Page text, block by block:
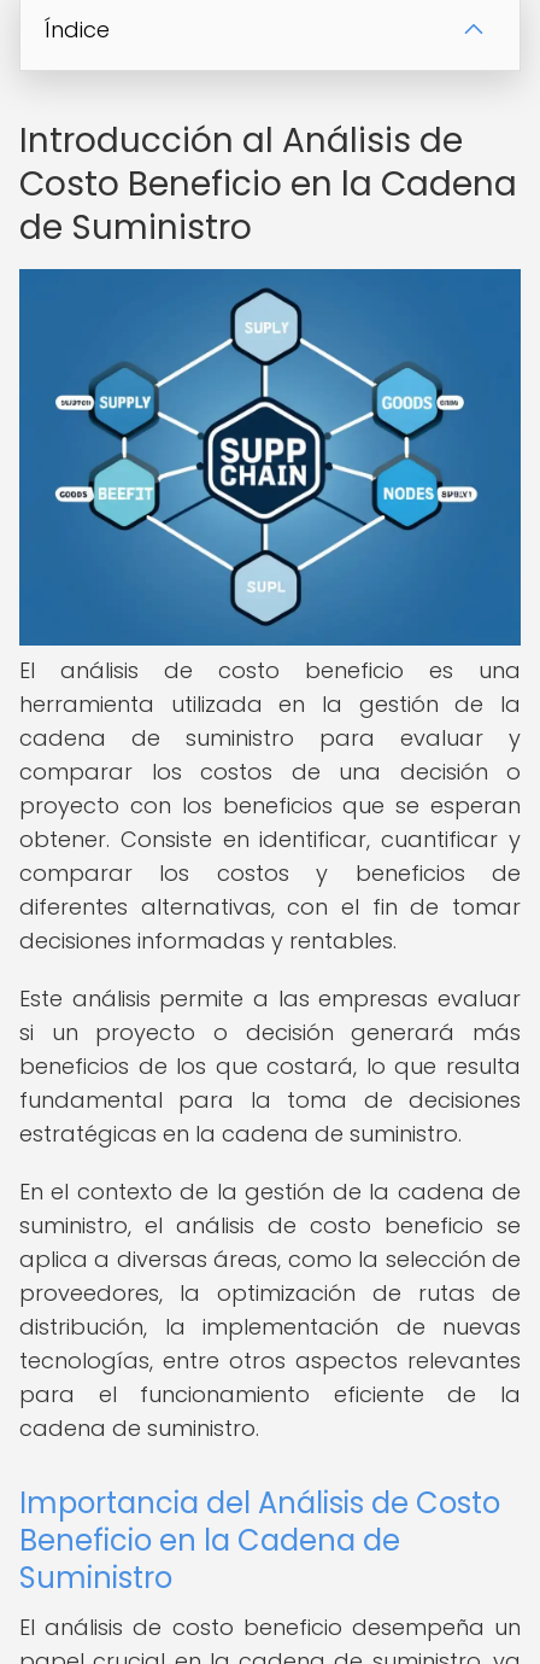
Índice
Introducción al Análisis de
Costo Beneficio en la Cadena
de Suministro
El análisis de costo beneficio es una
herramienta utilizada en la gestión de la
cadena de suministro para evaluar y
comparar los costos de una decisión o
proyecto con los beneficios que se esperan
obtener. Consiste en identificar, cuantificar y
comparar los costos y beneficios de
diferentes alternativas, con el fin de tomar
decisiones informadas y rentables.
Este análisis permite a las empresas evaluar
si un proyecto o decisión generará más
beneficios de los que costará, lo que resulta
fundamental para la toma de decisiones
estratégicas en la cadena de suministro.
En el contexto de la gestión de la cadena de
suministro, el análisis de costo beneficio se
aplica a diversas áreas, como la selección de
proveedores, la optimización de rutas de
distribución, la implementación de nuevas
tecnologías, entre otros aspectos relevantes
para el funcionamiento eficiente de la
cadena de suministro.
Importancia del Análisis de Costo
Beneficio en la Cadena de
Suministro
El análisis de costo beneficio desempeña un